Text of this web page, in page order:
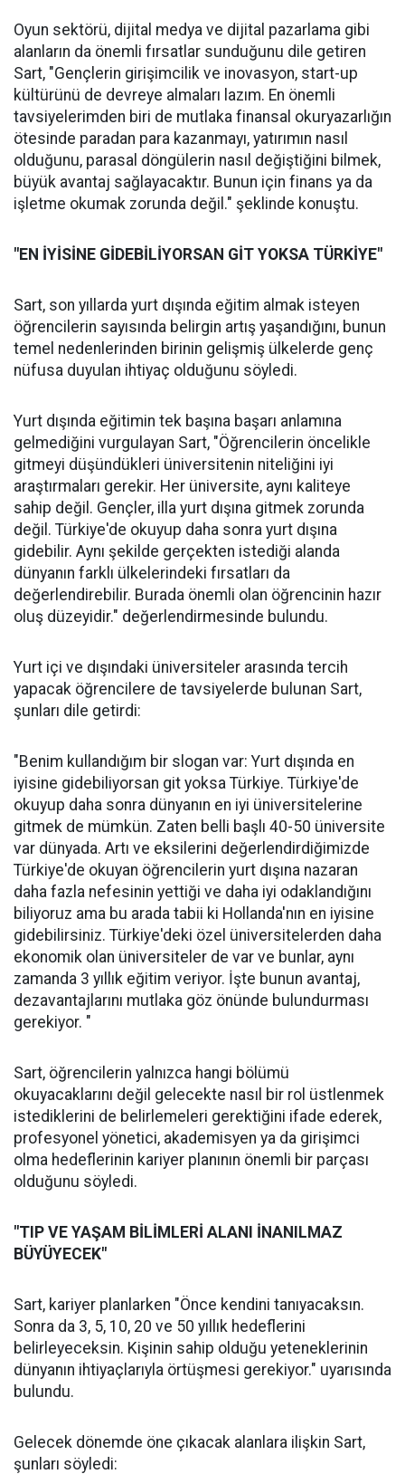
Oyun sektörü, dijital medya ve dijital pazarlama gibi
alanların da önemli fırsatlar sunduğunu dile getiren
Sart, "Gençlerin girişimcilik ve inovasyon, start-up
kültürünü de devreye almaları lazım. En önemli
tavsiyelerimden biri de mutlaka finansal okuryazarlığın
ötesinde paradan para kazanmayı, yatırımın nasıl
olduğunu, parasal döngülerin nasıl değiştiğini bilmek,
büyük avantaj sağlayacaktır. Bunun için finans ya da
işletme okumak zorunda değil." şeklinde konuştu.
"EN İYİSİNE GİDEBİLİYORSAN GİT YOKSA TÜRKİYE"
Sart, son yıllarda yurt dışında eğitim almak isteyen
öğrencilerin sayısında belirgin artış yaşandığını, bunun
temel nedenlerinden birinin gelişmiş ülkelerde genç
nüfusa duyulan ihtiyaç olduğunu söyledi.
Yurt dışında eğitimin tek başına başarı anlamına
gelmediğini vurgulayan Sart, "Öğrencilerin öncelikle
gitmeyi düşündükleri üniversitenin niteliğini iyi
araştırmaları gerekir. Her üniversite, aynı kaliteye
sahip değil. Gençler, illa yurt dışına gitmek zorunda
değil. Türkiye'de okuyup daha sonra yurt dışına
gidebilir. Aynı şekilde gerçekten istediği alanda
dünyanın farklı ülkelerindeki fırsatları da
değerlendirebilir. Burada önemli olan öğrencinin hazır
oluş düzeyidir." değerlendirmesinde bulundu.
Yurt içi ve dışındaki üniversiteler arasında tercih
yapacak öğrencilere de tavsiyelerde bulunan Sart,
şunları dile getirdi:
"Benim kullandığım bir slogan var: Yurt dışında en
iyisine gidebiliyorsan git yoksa Türkiye. Türkiye'de
okuyup daha sonra dünyanın en iyi üniversitelerine
gitmek de mümkün. Zaten belli başlı 40-50 üniversite
var dünyada. Artı ve eksilerini değerlendirdiğimizde
Türkiye'de okuyan öğrencilerin yurt dışına nazaran
daha fazla nefesinin yettiği ve daha iyi odaklandığını
biliyoruz ama bu arada tabii ki Hollanda'nın en iyisine
gidebilirsiniz. Türkiye'deki özel üniversitelerden daha
ekonomik olan üniversiteler de var ve bunlar, aynı
zamanda 3 yıllık eğitim veriyor. İşte bunun avantaj,
dezavantajlarını mutlaka göz önünde bulundurması
gerekiyor. "
Sart, öğrencilerin yalnızca hangi bölümü
okuyacaklarını değil gelecekte nasıl bir rol üstlenmek
istediklerini de belirlemeleri gerektiğini ifade ederek,
profesyonel yönetici, akademisyen ya da girişimci
olma hedeflerinin kariyer planının önemli bir parçası
olduğunu söyledi.
"TIP VE YAŞAM BİLİMLERİ ALANI İNANILMAZ
BÜYÜYECEK"
Sart, kariyer planlarken "Önce kendini tanıyacaksın.
Sonra da 3, 5, 10, 20 ve 50 yıllık hedeflerini
belirleyeceksin. Kişinin sahip olduğu yeteneklerinin
dünyanın ihtiyaçlarıyla örtüşmesi gerekiyor." uyarısında
bulundu.
Gelecek dönemde öne çıkacak alanlara ilişkin Sart,
şunları söyledi: